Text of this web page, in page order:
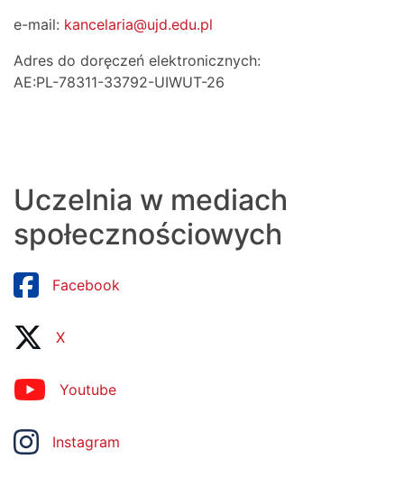
e-mail: kancelaria@ujd.edu.pl
Adres do doręczeń elektronicznych:
AE:PL-78311-33792-UIWUT-26
Uczelnia w mediach
społecznościowych
Facebook
X
Youtube
Instagram